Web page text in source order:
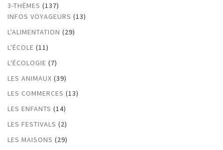
3-THÈMES (137)
INFOS VOYAGEURS (13)
L'ALIMENTATION (29)
L'ÉCOLE (11)
L'ÉCOLOGIE (7)
LES ANIMAUX (39)
LES COMMERCES (13)
LES ENFANTS (14)
LES FESTIVALS (2)
LES MAISONS (29)